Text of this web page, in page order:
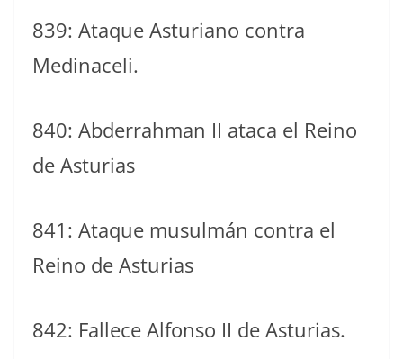
839: Ataque Asturiano contra
Medinaceli.
840: Abderrahman II ataca el Reino
de Asturias
841: Ataque musulmán contra el
Reino de Asturias
842: Fallece Alfonso II de Asturias.